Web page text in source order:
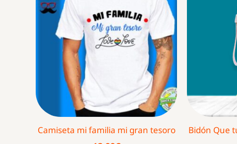
Camiseta mi familia mi gran tesoro Bidón Que